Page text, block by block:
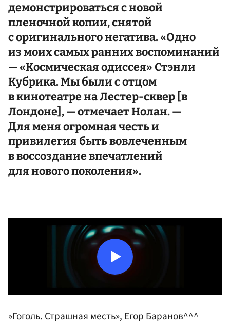
демонстрироваться с новой
пленочной копии, снятой
с оригинального негатива. «Одно
из моих самых ранних воспоминаний
— «Космическая одиссея» Стэнли
Кубрика. Мы были с отцом
в кинотеатре на Лестер-сквер [в
Лондоне], — отмечает Нолан. —
Для меня огромная честь и
привилегия быть вовлеченным
в воссоздание впечатлений
для нового поколения».
»Гоголь. Страшная месть», Егор Баранов^^^